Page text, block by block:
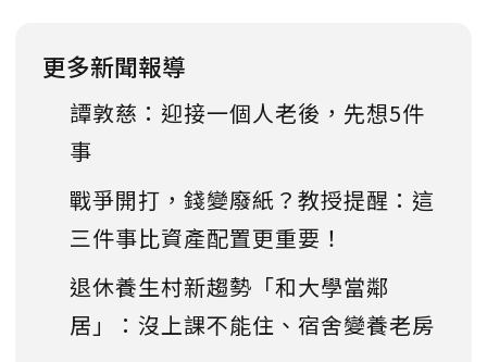
更多新聞報導
譚敦慈：迎接一個人老後，先想5件
事
戰爭開打，錢變廢紙？教授提醒：這
三件事比資產配置更重要！
退休養生村新趨勢「和大學當鄰
居」：沒上課不能住、宿舍變養老房